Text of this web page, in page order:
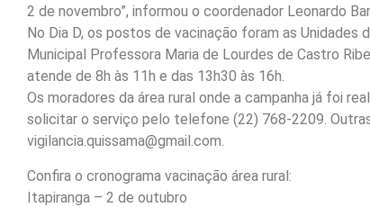
2 de novembro”, informou o coordenador Leonardo
No Dia D, os postos de vacinação foram as Unidades
Municipal Professora Maria de Lourdes de Castro
atende de 8h às 11h e das 13h30 às 16h.
Os moradores da área rural onde a campanha já foi
solicitar o serviço pelo telefone (22) 768-2209.
vigilancia.quissama@gmail.com.
Confira o cronograma vacinação área rural:
Itapiranga – 2 de outubro